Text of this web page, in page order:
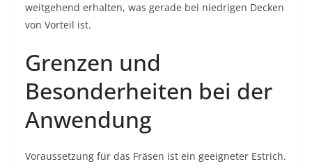
weitgehend erhalten, was gerade bei niedrigen Decken
von Vorteil ist.
Grenzen und
Besonderheiten bei der
Anwendung
Voraussetzung für das Fräsen ist ein geeigneter Estrich.